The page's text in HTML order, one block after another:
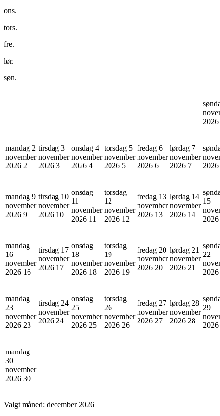
ons.
tors.
fre.
lør.
søn.
2026
mandag 2
november
2026 2
tirsdag 3
november
2026 3
onsdag 4
november
2026 4
torsdag 5
november
2026 5
fredag 6
november
2026 6
lørdag 7
november
2026 7
2026
mandag 9
november
2026 9
tirsdag 10
november
2026 10
onsdag
11
november
2026 11
torsdag
12
november
2026 12
fredag 13
november
2026 13
lørdag 14
november
2026 14
15
2026
mandag
16
november
2026 16
tirsdag 17
november
2026 17
onsdag
18
november
2026 18
torsdag
19
november
2026 19
fredag 20
november
2026 20
lørdag 21
november
2026 21
22
2026
mandag
23
november
2026 23
tirsdag 24
november
2026 24
onsdag
25
november
2026 25
torsdag
26
november
2026 26
fredag 27
november
2026 27
lørdag 28
november
2026 28
29
2026
mandag
30
november
2026 30
Valgt måned: december 2026